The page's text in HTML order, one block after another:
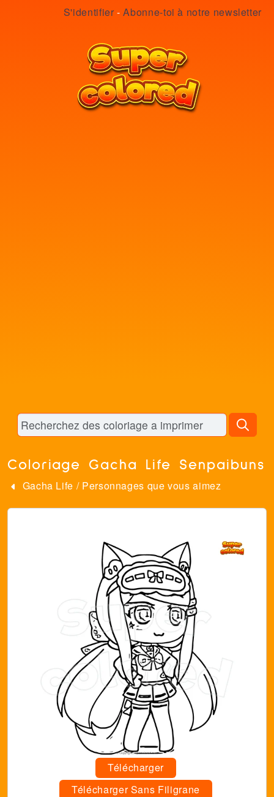
S'identifier -Abonne-toi à notre newsletter
Coloriage Gacha Life Senpaibuns
Gacha Life / Personnages que vous aimez
Télécharger
Télécharger Sans Filigrane